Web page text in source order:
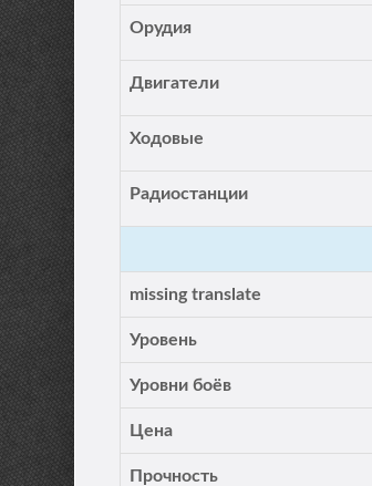
Орудия
Двигатели
Ходовые
Радиостанции
missing translate
Уровень
Уровни боёв
Цена
Прочность